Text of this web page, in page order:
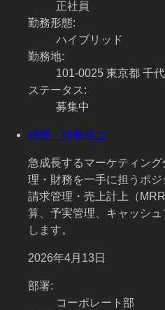
正社員
勤務形態:
ハイブリッド
勤務地:
101-0025 東京都 千
ステータス:
募集中
経理・財務担当
急成長するマーケティン
理・財務を一手に担うポ
請求管理・売上計上（
算、予実管理、キャッシ
します。
2026年4月13日
部署:
コーポレート部